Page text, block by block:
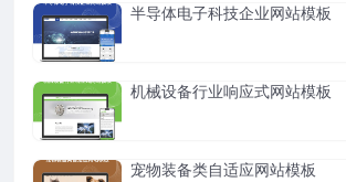
半导体电子科技企业网站模板
机械设备行业响应式网站模板
宠物装备类自适应网站模板